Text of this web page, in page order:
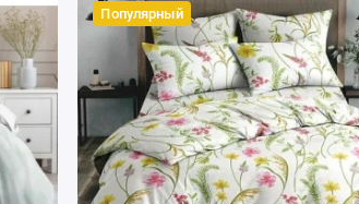
Популярный